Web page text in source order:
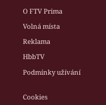
O FTV Prima
Volná místa
Reklama
HbbTV
Podmínky užívání
Cookies